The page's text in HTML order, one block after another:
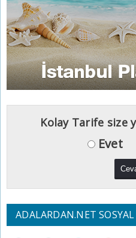
Kolay Tarife size
Evet
ADALARDAN.NET